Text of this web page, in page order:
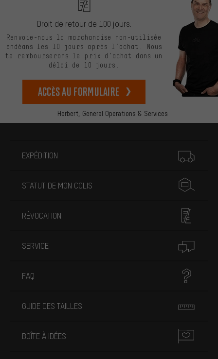
Herbert, General Operations & Services
Droit de retour de 100 jours.
Renvoie-nous la marchandise non-utilisée
endéans les 10 jours après l’achat. Nous
te rembourserons le prix d’achat dans un
délai de 10 jours.
Accès au formulaire
EXPÉDITION
STATUT DE MON COLIS
RÉVOCATION
SERVICE
FAQ
GUIDE DES TAILLES
BOÎTE À IDÉES